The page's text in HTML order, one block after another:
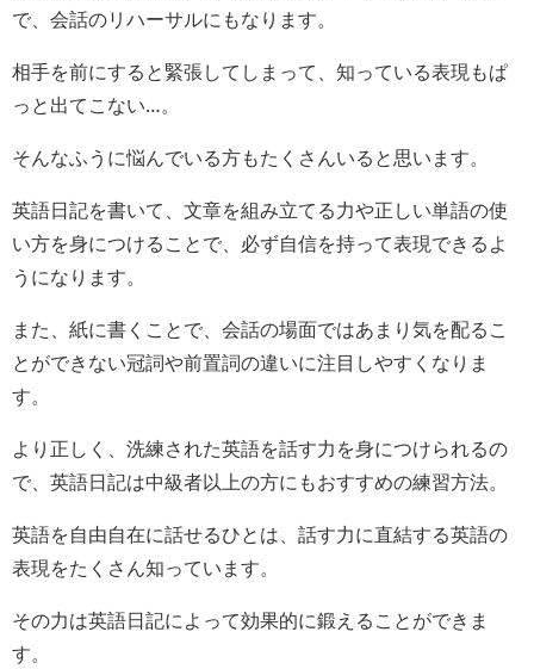
で、会話のリハーサルにもなります。
相手を前にすると緊張してしまって、知っている表現もぱ
っと出てこない…。
そんなふうに悩んでいる方もたくさんいると思います。
英語日記を書いて、文章を組み立てる力や正しい単語の使
い方を身につけることで、必ず自信を持って表現できるよ
うになります。
また、紙に書くことで、会話の場面ではあまり気を配るこ
とができない冠詞や前置詞の違いに注目しやすくなりま
す。
より正しく、洗練された英語を話す力を身につけられるの
で、英語日記は中級者以上の方にもおすすめの練習方法。
英語を自由自在に話せるひとは、話す力に直結する英語の
表現をたくさん知っています。
その力は英語日記によって効果的に鍛えることができま
す。